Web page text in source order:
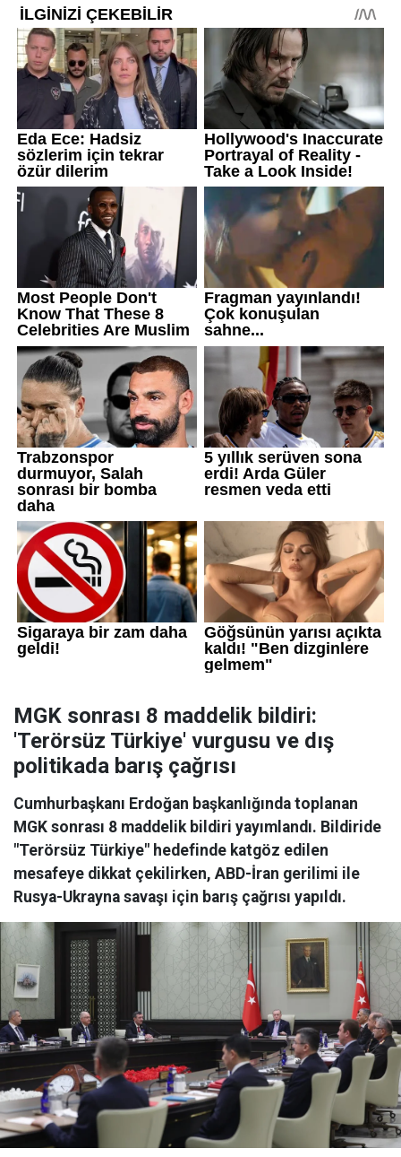
MGK sonrası 8 maddelik bildiri:
'Terörsüz Türkiye' vurgusu ve dış
politikada barış çağrısı
Cumhurbaşkanı Erdoğan başkanlığında toplanan
MGK sonrası 8 maddelik bildiri yayımlandı. Bildiride
"Terörsüz Türkiye" hedefinde katgöz edilen
mesafeye dikkat çekilirken, ABD-İran gerilimi ile
Rusya-Ukrayna savaşı için barış çağrısı yapıldı.